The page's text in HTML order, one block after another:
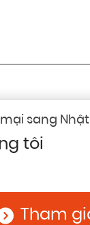
sang Nhật
tôi
Tham